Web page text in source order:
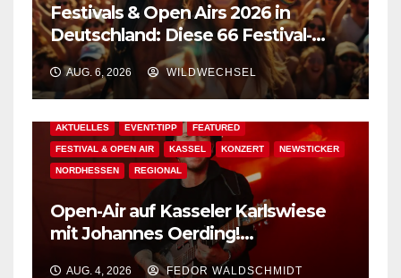
Festivals & Open Airs 2026 in
Deutschland: Diese 66 Festival-
Events warten auf Dich!
AUG. 6, 2026 WILDWECHSEL
AKTUELLES EVENT-TIPP FEATURED
FESTIVAL & OPEN AIR KASSEL KONZERT NEWSTICKER
NORDHESSEN REGIONAL
Open-Air auf Kasseler Karlswiese
mit Johannes Oerding!
Zusatzkontingent an Tickets
AUG. 4, 2026 FEDOR WALDSCHMIDT